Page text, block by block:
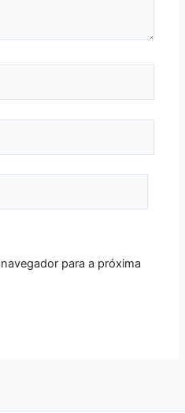
para a próxima